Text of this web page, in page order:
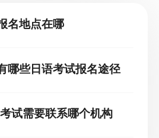
名地点在哪
哪些日语考试报名途径
试需要联系哪个机构